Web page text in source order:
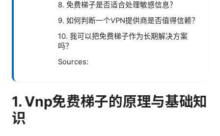
8. 免费梯子是否适合处理敏感信息？
9. 如何判断一个VPN提供商是否值得信赖？
10. 我可以把免费梯子作为长期解决方案
吗？
Sources:
1. Vnp免费梯子的原理与基础知
识